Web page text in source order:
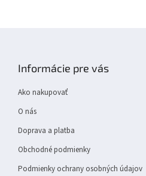
Informácie pre vás
Ako nakupovať
O nás
Doprava a platba
Obchodné podmienky
Podmienky ochrany osobných údajov